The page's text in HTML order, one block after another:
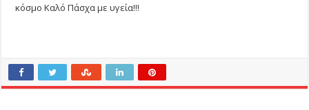
κόσμο Καλό Πάσχα με υγεία!!!